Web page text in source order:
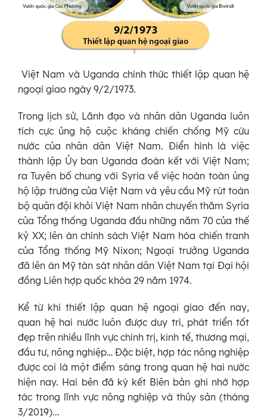
Việt Nam và Uganda chính thức thiết lập quan hệ
ngoại giao ngày 9/2/1973.
Trong lịch sử, Lãnh đạo và nhân dân Uganda luôn
tích cực ủng hộ cuộc kháng chiến chống Mỹ cứu
nước của nhân dân Việt Nam. Điển hình là việc
thành lập Ủy ban Uganda đoàn kết với Việt Nam;
ra Tuyên bố chung với Syria về việc hoàn toàn ủng
hộ lập trường của Việt Nam và yêu cầu Mỹ rút toàn
bộ quân đội khỏi Việt Nam nhân chuyến thăm Syria
của Tổng thống Uganda đầu những năm 70 của thế
kỷ XX; lên án chính sách Việt Nam hóa chiến tranh
của Tổng thống Mỹ Nixon; Ngoại trưởng Uganda
đã lên án Mỹ tàn sát nhân dân Việt Nam tại Đại hội
đồng Liên hợp quốc khóa 29 năm 1974.
Kể từ khi thiết lập quan hệ ngoại giao đến nay,
quan hệ hai nước luôn được duy trì, phát triển tốt
đẹp trên nhiều lĩnh vực chính trị, kinh tế, thương mại,
đầu tư, nông nghiệp… Đặc biệt, hợp tác nông nghiệp
được coi là một điểm sáng trong quan hệ hai nước
hiện nay. Hai bên đã ký kết Biên bản ghi nhớ hợp
tác trong lĩnh vực nông nghiệp và thủy sản (tháng
3/2019)...